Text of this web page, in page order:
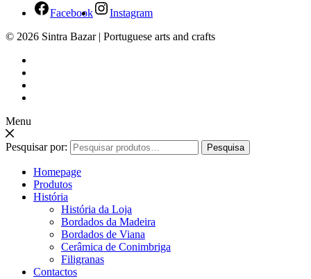
Facebook
Instagram
© 2026 Sintra Bazar | Portuguese arts and crafts
Menu
Pesquisar por: Pesquisa
Homepage
Produtos
História
História da Loja
Bordados da Madeira
Bordados de Viana
Cerâmica de Conimbriga
Filigranas
Contactos